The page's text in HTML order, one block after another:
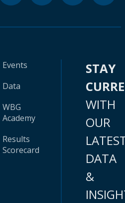
Events
Data
WBG
Academy
Results
Scorecard
STAY
WITH
OUR
DATA
&